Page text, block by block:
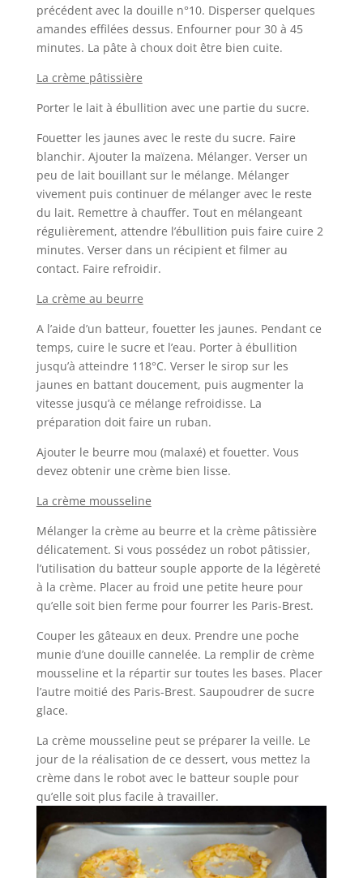
précédent avec la douille n°10. Disperser quelques
amandes effilées dessus. Enfourner pour 30 à 45
minutes. La pâte à choux doit être bien cuite.
La crème pâtissière
Porter le lait à ébullition avec une partie du sucre.
Fouetter les jaunes avec le reste du sucre. Faire
blanchir. Ajouter la maïzena. Mélanger. Verser un
peu de lait bouillant sur le mélange. Mélanger
vivement puis continuer de mélanger avec le reste
du lait. Remettre à chauffer. Tout en mélangeant
régulièrement, attendre l’ébullition puis faire cuire 2
minutes. Verser dans un récipient et filmer au
contact. Faire refroidir.
La crème au beurre
A l’aide d’un batteur, fouetter les jaunes. Pendant ce
temps, cuire le sucre et l’eau. Porter à ébullition
jusqu’à atteindre 118°C. Verser le sirop sur les
jaunes en battant doucement, puis augmenter la
vitesse jusqu’à ce mélange refroidisse. La
préparation doit faire un ruban.
Ajouter le beurre mou (malaxé) et fouetter. Vous
devez obtenir une crème bien lisse.
La crème mousseline
Mélanger la crème au beurre et la crème pâtissière
délicatement. Si vous possédez un robot pâtissier,
l’utilisation du batteur souple apporte de la légèreté
à la crème. Placer au froid une petite heure pour
qu’elle soit bien ferme pour fourrer les Paris-Brest.
Couper les gâteaux en deux. Prendre une poche
munie d’une douille cannelée. La remplir de crème
mousseline et la répartir sur toutes les bases. Placer
l’autre moitié des Paris-Brest. Saupoudrer de sucre
glace.
La crème mousseline peut se préparer la veille. Le
jour de la réalisation de ce dessert, vous mettez la
crème dans le robot avec le batteur souple pour
qu’elle soit plus facile à travailler.